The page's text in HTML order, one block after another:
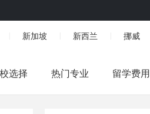
新加坡 新西兰 挪威
选择 热门专业 留学费用